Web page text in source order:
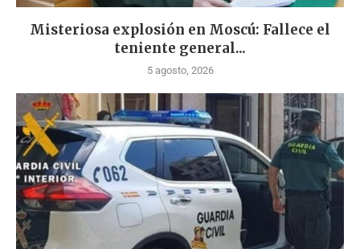
Misteriosa explosión en Moscú: Fallece el
teniente general...
5 agosto, 2026